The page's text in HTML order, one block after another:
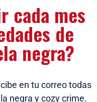
cada mes
de
negra?
en tu correo todas
negra y cozy crime.